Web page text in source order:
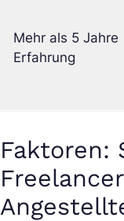
Mehr als 5 Jahre
Erfahrung
Faktoren: